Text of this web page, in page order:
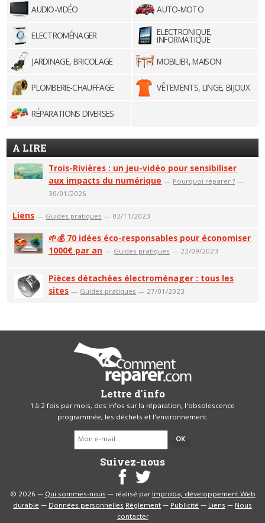
AUDIO-VIDÉO AUTO-MOTO
ELECTROMÉNAGER ELECTRONIQUE,
INFORMATIQUE
JARDINAGE, BRICOLAGE
MOBILIER, MAISON
PLOMBERIE-CHAUFFAGE VÊTEMENTS, LINGE, BIJOUX
RÉPARATIONS DIVERSES
A LIRE
Trois-Rivières : un jeu-vidéo pour sensibiliser
aux impacts du numérique — Pourquoi réparer ? —
30/01/2026
Liens — Guides pratiques — 02/11/2023
🌱💰 70 idées éco-responsables pour économiser
1000€ par an — Guides pratiques — 22/09/2023
Pièces détachées électroménager : tous les
sites — Guides pratiques — 27/01/2023
Lettre d'info
1 à 2 fois par mois, des infos sur la réparation, l'obsolescence
programmée, les déchets et l'environnement.
OK
Suivez-nous
© 2026 —Qui sommes-nous— réalisé parImproba, développement Web
durable—Données personnellesRèglement—Publicité—Liens—Nous
contacter